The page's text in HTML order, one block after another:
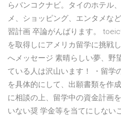
らバンコクナビ。タイのホテル
メ、ショッピング、エンタメな
習計画 卒論がんばります。
を取得しにアメリカ留学に挑戦
へメッセージ 素晴らしい夢、野
ている人は沢山います！ ・留学
を具体的にして、出願書類を作
に相談の上、留学中の資金計画
いない奨 学金等を当てにしない